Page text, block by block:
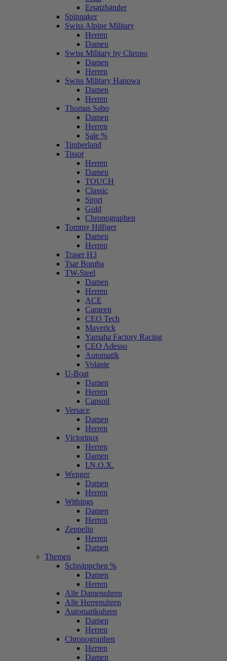
Ersatzbänder
Spinnaker
Swiss Alpine Military
Herren
Damen
Swiss Military by Chrono
Damen
Herren
Swiss Military Hanowa
Damen
Herren
Thomas Sabo
Damen
Herren
Sale %
Timberland
Tissot
Herren
Damen
TOUCH
Classic
Sport
Gold
Chronographen
Tommy Hilfiger
Damen
Herren
Traser H3
Tsar Bomba
TW-Steel
Damen
Herren
ACE
Canteen
CEO Tech
Maverick
Yamaha Factory Racing
CEO Adesso
Automatik
Volante
U-Boat
Damen
Herren
Capsoil
Versace
Damen
Herren
Victorinox
Herren
Damen
I.N.O.X.
Wenger
Damen
Herren
Withings
Damen
Herren
Zeppelin
Herren
Damen
Themen
Schnäppchen %
Damen
Herren
Alle Damenuhren
Alle Herrenuhren
Automatikuhren
Damen
Herren
Chronographen
Herren
Damen